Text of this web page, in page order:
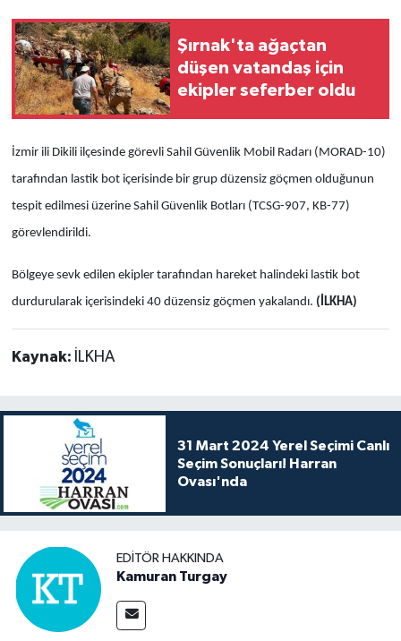
Şırnak'ta ağaçtan
düşen vatandaş için
ekipler seferber oldu
İzmir ili Dikili ilçesinde görevli Sahil Güvenlik Mobil Radarı (MORAD-10)
tarafından lastik bot içerisinde bir grup düzensiz göçmen olduğunun
tespit edilmesi üzerine Sahil Güvenlik Botları (TCSG-907, KB-77)
görevlendirildi.
Bölgeye sevk edilen ekipler tarafından hareket halindeki lastik bot
durdurularak içerisindeki 40 düzensiz göçmen yakalandı. (İLKHA)
Kaynak: İLKHA
31 Mart 2024 Yerel Seçimi Canlı
Seçim Sonuçları! Harran
Ovası'nda
EDITÖR HAKKINDA
Kamuran Turgay